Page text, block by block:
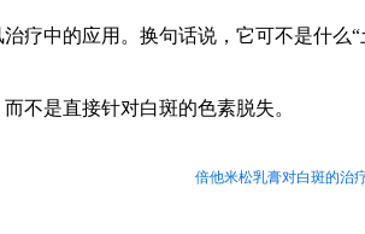
治疗中的应用。换句话说，它可不是什么
不是直接针对白斑的色素脱失。
倍他米松乳膏对白斑的治